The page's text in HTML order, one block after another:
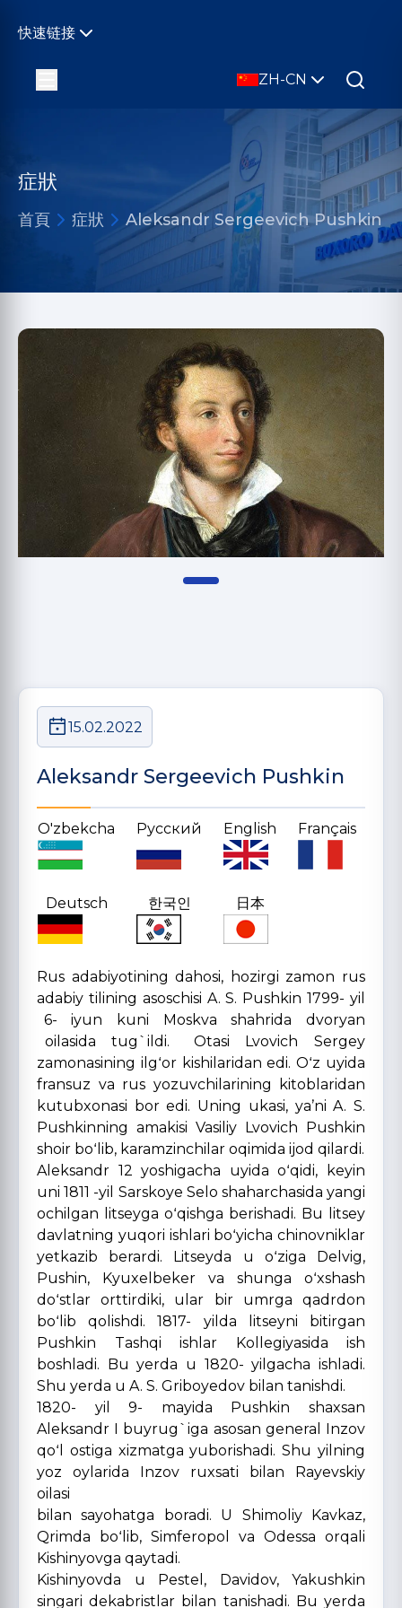
快速链接
ZH-CN
症狀
首頁 症狀 Aleksandr Sergeevich Pushkin
15.02.2022
Aleksandr Sergeevich Pushkin
O'zbekcha Русский English Français
Deutsch 한국인 日本
Rus adabiyotining dahosi, hozirgi zamon rus
adabiy tilining asoschisi A. S. Pushkin 1799- yil
6- iyun kuni Moskva shahrida dvoryan
oilasida tug`ildi. Otasi Lvovich Sergey
zamonasining ilgʻor kishilaridan edi. Oʻz uyida
fransuz va rus yozuvchilarining kitoblaridan
kutubxonasi bor edi. Uning ukasi, yaʼni A. S.
Pushkinning amakisi Vasiliy Lvovich Pushkin
shoir boʻlib, karamzinchilar oqimida ijod qilardi.
Aleksandr 12 yoshigacha uyida oʻqidi, keyin
uni 1811 -yil Sarskoye Selo shaharchasida yangi
ochilgan litseyga oʻqishga berishadi. Bu litsey
davlatning yuqori ishlari boʻyicha chinovniklar
yetkazib berardi. Litseyda u oʻziga Delvig,
Pushin, Kyuxelbeker va shunga oʻxshash
doʻstlar orttirdiki, ular bir umrga qadrdon
boʻlib qolishdi. 1817- yilda litseyni bitirgan
Pushkin Tashqi ishlar Kollegiyasida ish
boshladi. Bu yerda u 1820- yilgacha ishladi.
Shu yerda u A. S. Griboyedov bilan tanishdi.
1820- yil 9- mayida Pushkin shaxsan
Aleksandr I buyrug`iga asosan general Inzov
qoʻl ostiga xizmatga yuborishadi. Shu yilning
yoz oylarida Inzov ruxsati bilan Rayevskiy
oilasi
bilan sayohatga boradi. U Shimoliy Kavkaz,
Qrimda boʻlib, Simferopol va Odessa orqali
Kishinyovga qaytadi.
Kishinyovda u Pestel, Davidov, Yakushkin
singari dekabristlar bilan tanishadi. Bu yerda